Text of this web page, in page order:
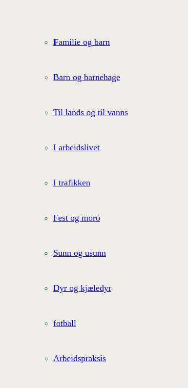
Familie og barn
Barn og barnehage
Til lands og til vanns
I arbeidslivet
I trafikken
Fest og moro
Sunn og usunn
Dyr og kjæledyr
fotball
Arbeidspraksis